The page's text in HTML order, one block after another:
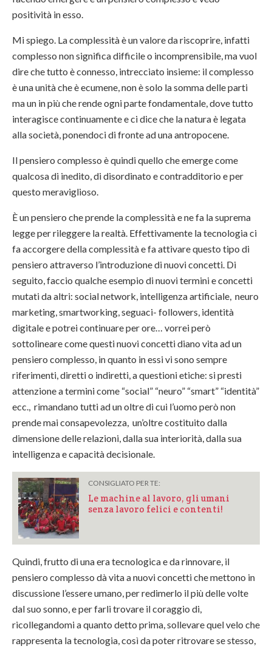
positività in esso.
Mi spiego. La complessità è un valore da riscoprire, infatti
complesso non significa difficile o incomprensibile, ma vuol
dire che tutto è connesso, intrecciato insieme: il complesso
è una unità che è ecumene, non è solo la somma delle parti
ma un in più che rende ogni parte fondamentale, dove tutto
interagisce continuamente e ci dice che la natura è legata
alla società, ponendoci di fronte ad una antropocene.
Il pensiero complesso è quindi quello che emerge come
qualcosa di inedito, di disordinato e contradditorio e per
questo meraviglioso.
È un pensiero che prende la complessità e ne fa la suprema
legge per rileggere la realtà. Effettivamente la tecnologia ci
fa accorgere della complessità e fa attivare questo tipo di
pensiero attraverso l’introduzione di nuovi concetti. Di
seguito, faccio qualche esempio di nuovi termini e concetti
mutati da altri: social network, intelligenza artificiale, neuro
marketing, smartworking, seguaci- followers, identità
digitale e potrei continuare per ore… vorrei però
sottolineare come questi nuovi concetti diano vita ad un
pensiero complesso, in quanto in essi vi sono sempre
riferimenti, diretti o indiretti, a questioni etiche: si presti
attenzione a termini come “social” “neuro” “smart” “identità”
ecc., rimandano tutti ad un oltre di cui l’uomo però non
prende mai consapevolezza, un’oltre costituito dalla
dimensione delle relazioni, dalla sua interiorità, dalla sua
intelligenza e capacità decisionale.
CONSIGLIATO PER TE:
Le machine al lavoro, gli umani
senza lavoro felici e contenti!
Quindi, frutto di una era tecnologica e da rinnovare, il
pensiero complesso dà vita a nuovi concetti che mettono in
discussione l’essere umano, per redimerlo il più delle volte
dal suo sonno, e per farli trovare il coraggio di,
ricollegandomi a quanto detto prima, sollevare quel velo che
rappresenta la tecnologia, così da poter ritrovare se stesso,